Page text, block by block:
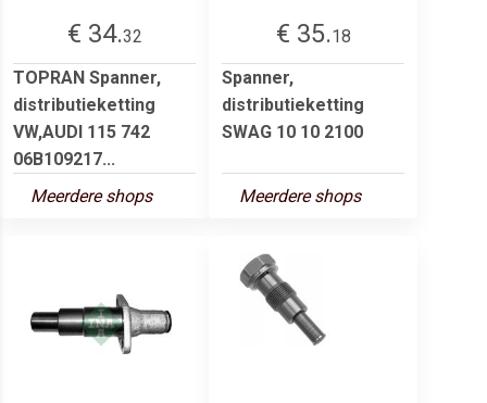
€ 34.32
TOPRAN Spanner,
distributieketting
VW,AUDI 115 742
06B109217...
Meerdere shops
€ 35.18
Spanner,
distributieketting
SWAG 10 10 2100
Meerdere shops